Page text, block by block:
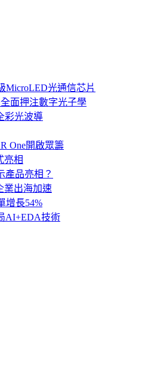
MicroLED光通信芯片
面押注數字光子學
彩光波導
One開啟眾籌
亮相
產品亮相？
業出海加速
增長54%
AI+EDA技術